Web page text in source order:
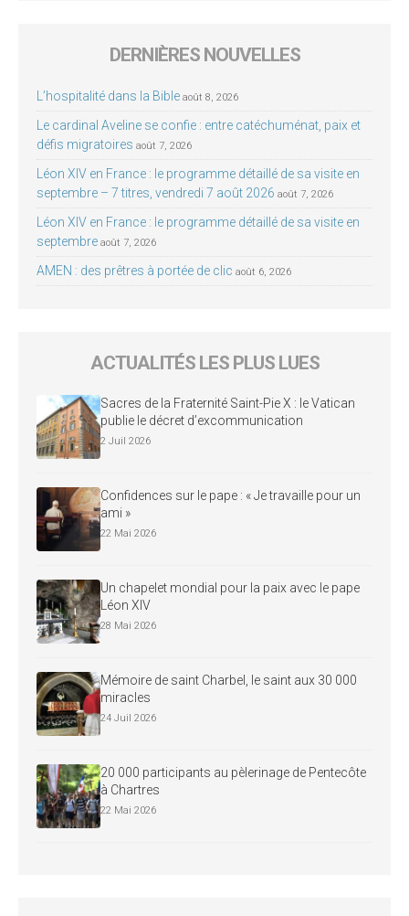
DERNIÈRES NOUVELLES
L’hospitalité dans la Bible août 8, 2026
Le cardinal Aveline se confie : entre catéchuménat, paix et
défis migratoires août 7, 2026
Léon XIV en France : le programme détaillé de sa visite en
septembre – 7 titres, vendredi 7 août 2026 août 7, 2026
Léon XIV en France : le programme détaillé de sa visite en
septembre août 7, 2026
AMEN : des prêtres à portée de clic août 6, 2026
ACTUALITÉS LES PLUS LUES
Sacres de la Fraternité Saint-Pie X : le Vatican
publie le décret d’excommunication
2 Juil 2026
Confidences sur le pape : « Je travaille pour un
ami »
22 Mai 2026
Un chapelet mondial pour la paix avec le pape
Léon XIV
28 Mai 2026
Mémoire de saint Charbel, le saint aux 30 000
miracles
24 Juil 2026
20 000 participants au pèlerinage de Pentecôte
à Chartres
22 Mai 2026